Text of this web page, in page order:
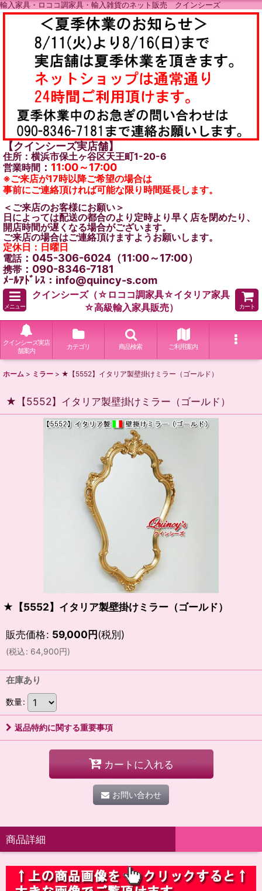
輸入家具・ロココ調家具・輸入雑貨のネット販売 クインシーズ
【クインシーズ実店舗】
住所：横浜市保土ヶ谷区天王町1-20-6
営業時間 ： 11:00～17:00
※ご来店が17時以降ご希望の場合は
事前にご連絡頂ければ可能な限り時間延長します。
＜ご来店のお客様にお願い＞
日によっては配送の都合のより定時より早く店を閉めたり、
開店時間が遅くなる場合がございます。
ご来店の場合はご連絡頂けますようお願いします。
定休日：日曜日
電話：045-306-6024（11:00～17:00）
携帯 ：090-8346-7181
ﾒｰﾙｱﾄﾞﾚｽ：info@quincy-s.com
メニュー
クインシーズ（☆ロココ調家具☆イタリア家具
☆高級輸入家具販売）
カート
クインシーズ実店
舗案内
カテゴリ 商品検索 ご利用案内
ホーム > ミラー > ★【5552】イタリア製壁掛けミラー（ゴールド）
★【5552】イタリア製壁掛けミラー（ゴールド）
★【5552】イタリア製壁掛けミラー（ゴールド）
販売価格: 59,000円(税別)
(税込: 64,900円)
在庫あり
数量:
返品特約に関する重要事項
カートに入れる
お問い合わせ
商品詳細